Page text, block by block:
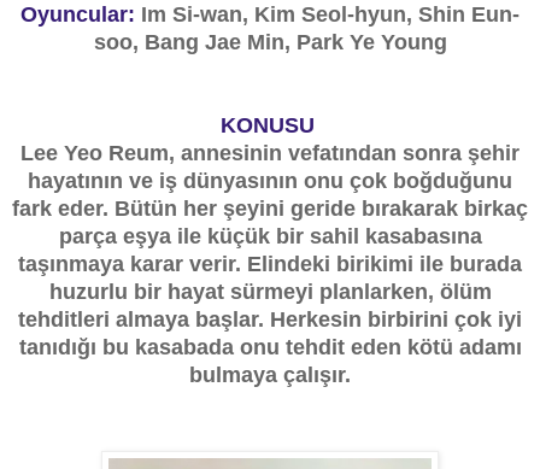
Oyuncular: Im Si-wan, Kim Seol-hyun, Shin Eun-
soo, Bang Jae Min, Park Ye Young
KONUSU
Lee Yeo Reum, annesinin vefatından sonra şehir
hayatının ve iş dünyasının onu çok boğduğunu
fark eder. Bütün her şeyini geride bırakarak birkaç
parça eşya ile küçük bir sahil kasabasına
taşınmaya karar verir. Elindeki birikimi ile burada
huzurlu bir hayat sürmeyi planlarken, ölüm
tehditleri almaya başlar. Herkesin birbirini çok iyi
tanıdığı bu kasabada onu tehdit eden kötü adamı
bulmaya çalışır.